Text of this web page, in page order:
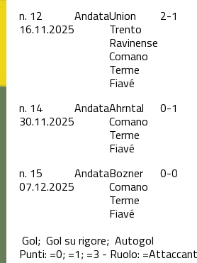
n. 12
16.11.2025
AndataUnion
Trento
Ravinense
Comano
Terme
Fiavé
2-1
n. 14
30.11.2025
AndataAhrntal
Comano
Terme
Fiavé
0-1
n. 15
07.12.2025
AndataBozner
Comano
Terme
Fiavé
0-0
Gol; Gol su rigore; Autogol
Punti: =0; =1; =3 - Ruolo: